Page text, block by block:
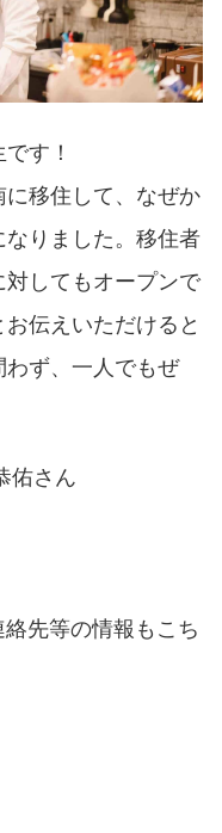
す！
移住して、なぜか
りました。移住者
してもオープンで
伝えいただけると
ず、一人でもぜ
佑さん
先等の情報もこち